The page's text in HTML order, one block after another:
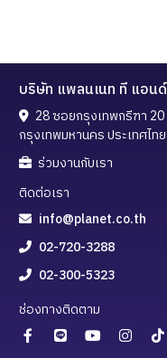
บริษัท แพลนเนท ที แอน
28 ซอยกรุงเทพกรีฑา
กรุงเทพมหานคร ประเทศไท
ร่วมงานกับเรา
ติดต่อเรา
info@planet.co.th
02-720-3288
02-300-5323
ช่องทางติดตาม